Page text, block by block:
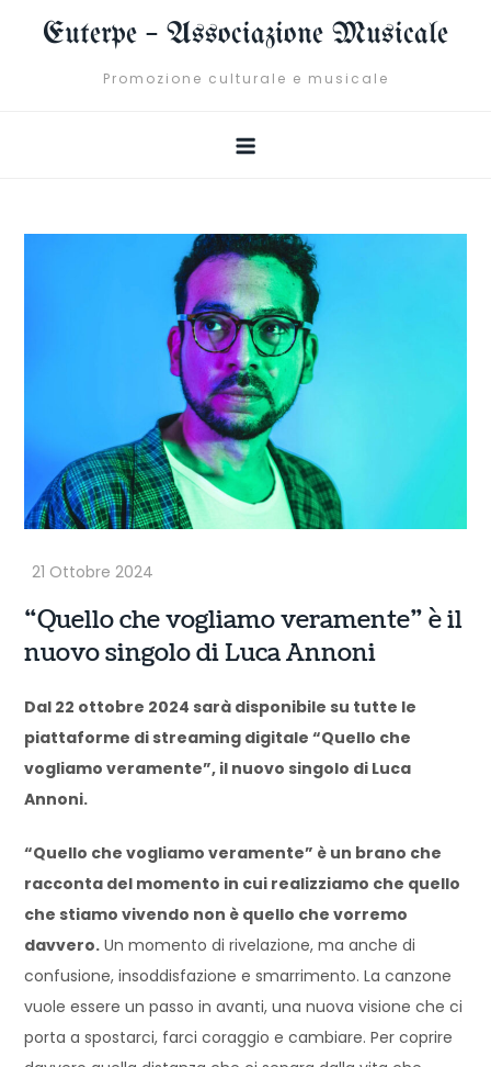
Euterpe – Associazione Musicale
Promozione culturale e musicale
“Quello che vogliamo veramente” è il
nuovo singolo di Luca Annoni
Dal 22 ottobre 2024 sarà disponibile su tutte le
piattaforme di streaming digitale “Quello che
vogliamo veramente”, il nuovo singolo di Luca
Annoni.
“Quello che vogliamo veramente” è un brano che
racconta del momento in cui realizziamo che quello
che stiamo vivendo non è quello che vorremo
davvero. Un momento di rivelazione, ma anche di
confusione, insoddisfazione e smarrimento. La canzone
vuole essere un passo in avanti, una nuova visione che ci
porta a spostarci, farci coraggio e cambiare. Per coprire